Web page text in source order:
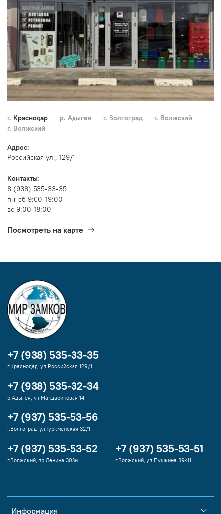
г. Краснодар р. Адыгея г. Волгоград
г. Волжский
г. Волжский
Адрес:
Российская ул., 129/1
Контакты:
8 (938) 535-33-35
пн-сб 9:00-19:00
вс 9:00-18:00
Посмотреть на карте
Информация
+7 (938) 535-33-35
г.Краснодар, ул.Российская 129/1
+7 (938) 535-32-34
р.Адыгея, ул.Мандариновая 14
+7 (937) 535-53-56
г.Волгоград, ул.Туркменская 32/1
+7 (937) 535-53-52
г.Волжский, пр.Ленина 308и
+7 (937) 535-53-51
г.Волжский, ул.Пушкина 39к11